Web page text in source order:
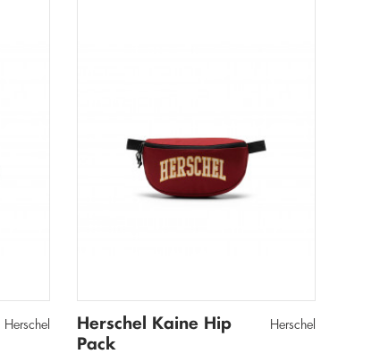
Herschel
Herschel Kaine Hip
Pack
Herschel